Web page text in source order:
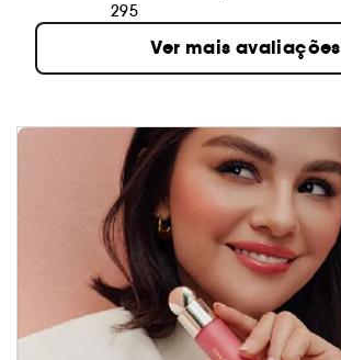
295
Ver mais avaliações